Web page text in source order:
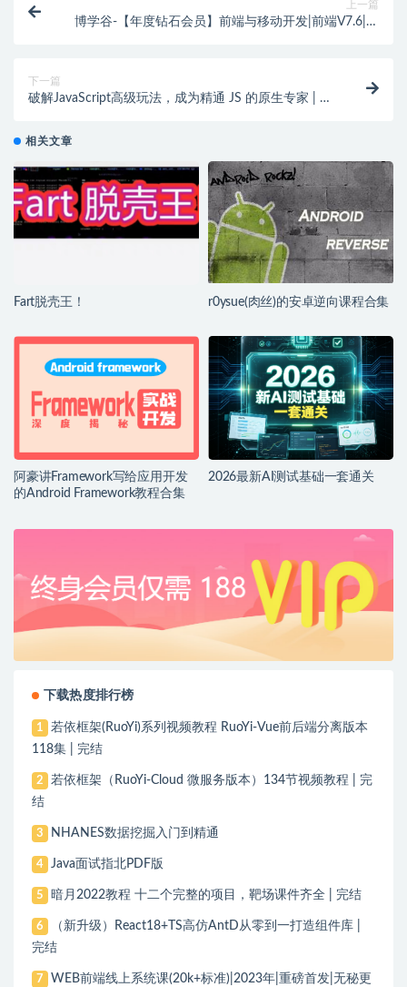
上一篇
博学谷-【年度钻石会员】前端与移动开发|前端V7.6|价
下一篇
破解JavaScript高级玩法，成为精通 JS 的原生专家 | 更
相关文章
Fart脱壳王！ r0ysue(肉丝)的安卓逆向课程合集
阿豪讲Framework写给应用开发
的Android Framework教程合集
2026最新AI测试基础一套通关
下载热度排行榜
1
若依框架(RuoYi)系列视频教程 RuoYi-Vue前后端分离版本
118集 | 完结
2
若依框架（RuoYi-Cloud 微服务版本）134节视频教程 | 完
结
3 NHANES数据挖掘入门到精通
4 Java面试指北PDF版
5 暗月2022教程 十二个完整的项目，靶场课件齐全 | 完结
6
（新升级）React18+TS高仿AntD从零到一打造组件库 |
完结
7 WEB前端线上系统课(20k+标准)|2023年|重磅首发|无秘更